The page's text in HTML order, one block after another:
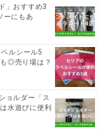
」おすすめ3
ーにもあ
ルシール5
◎売り場は？
ョルダー「ス
水遊びに便利